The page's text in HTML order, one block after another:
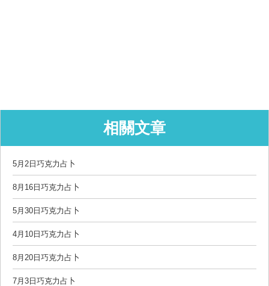
相關文章
5月2日巧克力占卜
8月16日巧克力占卜
5月30日巧克力占卜
4月10日巧克力占卜
8月20日巧克力占卜
7月3日巧克力占卜